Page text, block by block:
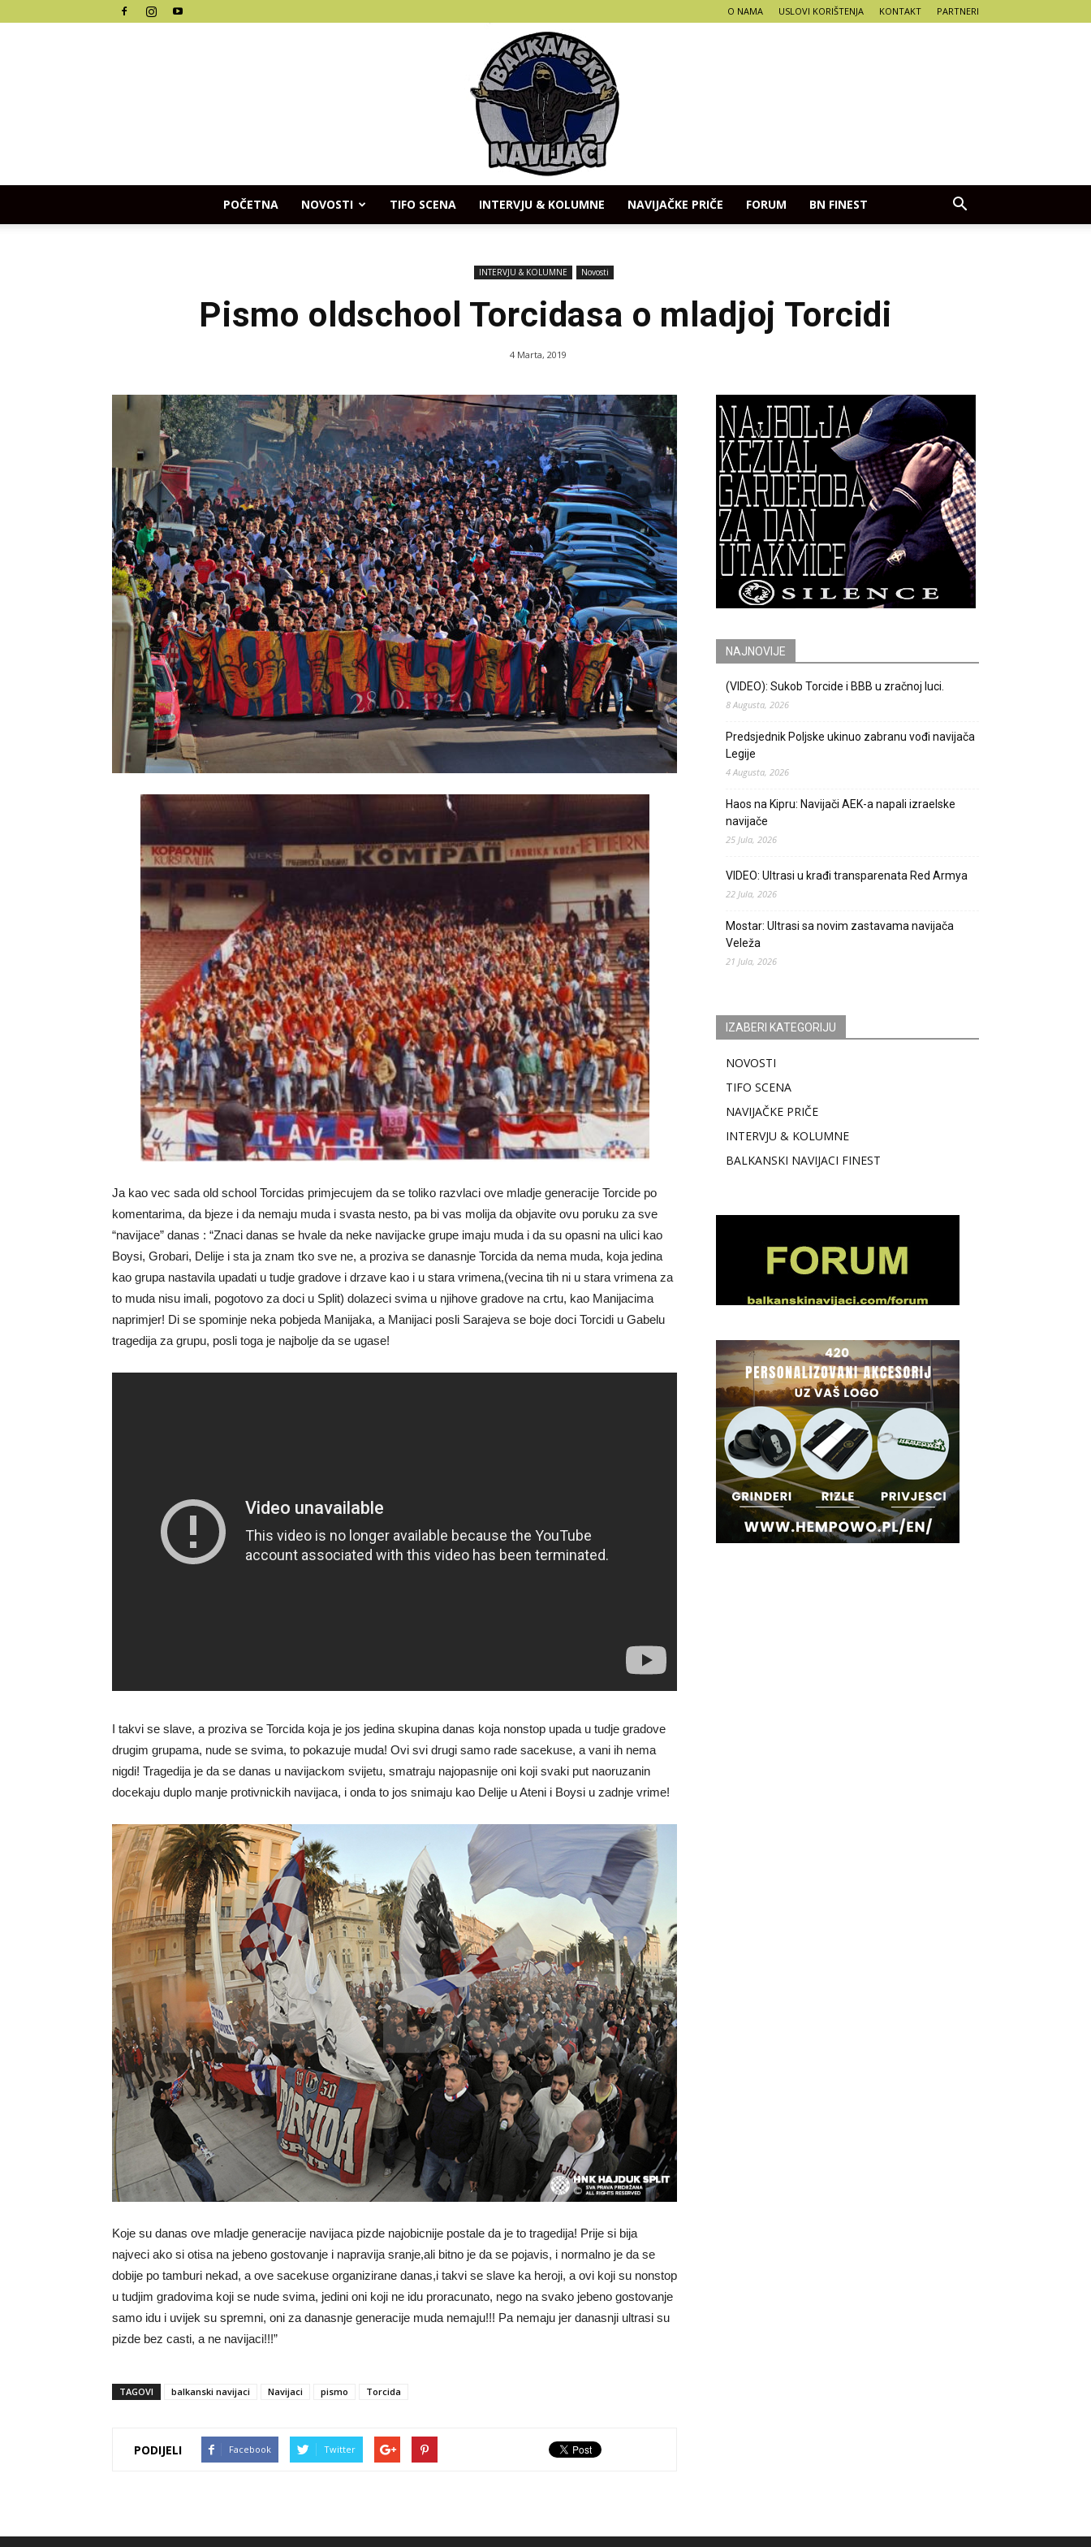
O NAMA USLOVI KORIŠTENJA KONTAKT PARTNERI
POČETNA NOVOSTI TIFO SCENA INTERVJU & KOLUMNE NAVIJAČKE PRIČE FORUM BN FINEST
INTERVJU & KOLUMNE Novosti
Pismo oldschool Torcidasa o mladjoj Torcidi
4 Marta, 2019
Ja kao vec sada old school Torcidas primjecujem da se toliko razvlaci ove mladje generacije Torcide po
komentarima, da bjeze i da nemaju muda i svasta nesto, pa bi vas molija da objavite ovu poruku za sve
“navijace” danas : “Znaci danas se hvale da neke navijacke grupe imaju muda i da su opasni na ulici kao
Boysi, Grobari, Delije i sta ja znam tko sve ne, a proziva se danasnje Torcida da nema muda, koja jedina
kao grupa nastavila upadati u tudje gradove i drzave kao i u stara vrimena,(vecina tih ni u stara vrimena za
to muda nisu imali, pogotovo za doci u Split) dolazeci svima u njihove gradove na crtu, kao Manijacima
naprimjer! Di se spominje neka pobjeda Manijaka, a Manijaci posli Sarajeva se boje doci Torcidi u Gabelu
tragedija za grupu, posli toga je najbolje da se ugase!
I takvi se slave, a proziva se Torcida koja je jos jedina skupina danas koja nonstop upada u tudje gradove
drugim grupama, nude se svima, to pokazuje muda! Ovi svi drugi samo rade sacekuse, a vani ih nema
nigdi! Tragedija je da se danas u navijackom svijetu, smatraju najopasnije oni koji svaki put naoruzanin
docekaju duplo manje protivnickih navijaca, i onda to jos snimaju kao Delije u Ateni i Boysi u zadnje vrime!
Koje su danas ove mladje generacije navijaca pizde najobicnije postale da je to tragedija! Prije si bija
najveci ako si otisa na jebeno gostovanje i napravija sranje,ali bitno je da se pojavis, i normalno je da se
dobije po tamburi nekad, a ove sacekuse organizirane danas,i takvi se slave ka heroji, a ovi koji su nonstop
u tudjim gradovima koji se nude svima, jedini oni koji ne idu proracunato, nego na svako jebeno gostovanje
samo idu i uvijek su spremni, oni za danasnje generacije muda nemaju!!! Pa nemaju jer danasnji ultrasi su
pizde bez casti, a ne navijaci!!!”
TAGOVI balkanski navijaci Navijaci pismo Torcida
PODIJELI Facebook Twitter
NAJNOVIJE
(VIDEO): Sukob Torcide i BBB u zračnoj luci.
8 Augusta, 2026
Predsjednik Poljske ukinuo zabranu vođi navijača
Legije
4 Augusta, 2026
Haos na Kipru: Navijači AEK-a napali izraelske
navijače
25 Jula, 2026
VIDEO: Ultrasi u krađi transparenata Red Armya
22 Jula, 2026
Mostar: Ultrasi sa novim zastavama navijača
Veleža
21 Jula, 2026
IZABERI KATEGORIJU
NOVOSTI
TIFO SCENA
NAVIJAČKE PRIČE
INTERVJU & KOLUMNE
BALKANSKI NAVIJACI FINEST